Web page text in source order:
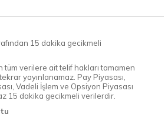
15 dakika gecikmeli
tüm verilere ait telif hakları tamamen
yayınlanamaz. Pay Piyasası,
Vadeli İşlem ve Opsiyon Piyasası
15 dakika gecikmeli verilerdir.